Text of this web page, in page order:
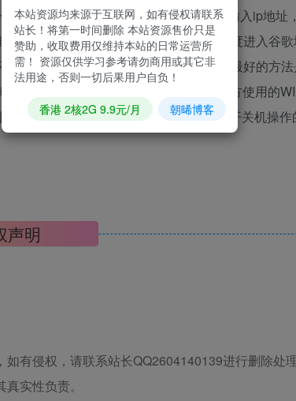
访问https://www.ipip.net/ip.html在这里输入ip地址
现在经纬度出来了，下一步，复制经纬度进入谷
鉴于一些原因，无法实现太精准，所以最好的方
并不准确。常见查询不精准的原因1.对方使用的
里，手机归属地不在这里，并且没进行开关机操作
声明
有侵权，请联系站长QQ2604140139进行删除处
实性负责。
本站资源均来源于互联网，如有侵权请联系
站长！将第一时间删除 本站资源售价只是
赞助，收取费用仅维持本站的日常运营所
需！ 资源仅供学习参考请勿商用或其它非
法用途，否则一切后果用户自负！
香港 2核2G 9.9元/月 朝晞博客